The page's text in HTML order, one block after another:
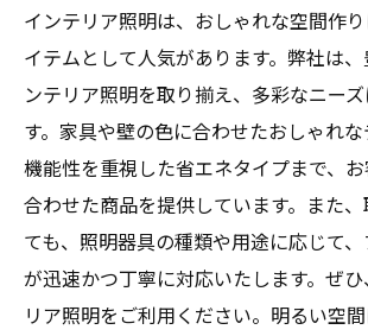
インテリア照明は、おしゃれな空間作
イテムとして人気があります。弊社は
ンテリア照明を取り揃え、多彩なニー
す。家具や壁の色に合わせたおしゃれな
機能性を重視した省エネタイプまで、
合わせた商品を提供しています。また
ても、照明器具の種類や用途に応じて
が迅速かつ丁寧に対応いたします。ぜ
リア照明をご利用ください。明るい空